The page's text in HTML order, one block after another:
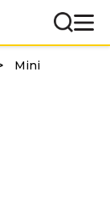
Mini